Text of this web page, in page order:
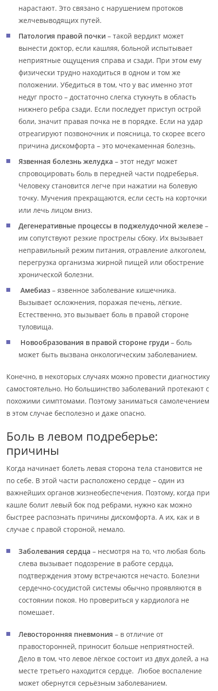
нарастают. Это связано с нарушением протоков
желчевыводящих путей.
Патология правой почки – такой вердикт может
вынести доктор, если кашляя, больной испытывает
неприятные ощущения справа и сзади. При этом ему
физически трудно находиться в одном и том же
положении. Убедиться в том, что у вас именно этот
недуг просто – достаточно слегка стукнуть в область
нижнего ребра сзади. Если последует приступ острой
боли, значит правая почка не в порядке. Если на удар
отреагируют позвоночник и поясница, то скорее всего
причина дискомфорта – это мочекаменная болезнь.
Язвенная болезнь желудка – этот недуг может
спровоцировать боль в передней части подреберья.
Человеку становится легче при нажатии на болевую
точку. Мучения прекращаются, если сесть на корточки
или лечь лицом вниз.
Дегенеративные процессы в поджелудочной железе –
им сопутствуют резкие прострелы сбоку. Их вызывает
неправильный режим питания, отравление алкоголем,
перегрузка организма жирной пищей или обострение
хронической болезни.
Амебиаз – язвенное заболевание кишечника.
Вызывает осложнения, поражая печень, лёгкие.
Естественно, это вызывает боль в правой стороне
туловища.
Новообразования в правой стороне груди – боль
может быть вызвана онкологическим заболеванием.
Конечно, в некоторых случаях можно провести диагностику
самостоятельно. Но большинство заболеваний протекают с
похожими симптомами. Поэтому заниматься самолечением
в этом случае бесполезно и даже опасно.
Боль в левом подреберье:
причины
Когда начинает болеть левая сторона тела становится не
по себе. В этой части расположено сердце – один из
важнейших органов жизнеобеспечения. Поэтому, когда при
кашле болит левый бок под ребрами, нужно как можно
быстрее распознать причины дискомфорта. А их, как и в
случае с правой стороной, немало.
Заболевания сердца – несмотря на то, что любая боль
слева вызывает подозрение в работе сердца,
подтверждения этому встречаются нечасто. Болезни
сердечно-сосудистой системы обычно проявляются в
состоянии покоя. Но провериться у кардиолога не
помешает.
Левосторонняя пневмония – в отличие от
правосторонней, приносит больше неприятностей.
Дело в том, что левое лёгкое состоит из двух долей, а на
месте третьего находится сердце. Любое воспаление
может обернутся серьёзным заболеванием.